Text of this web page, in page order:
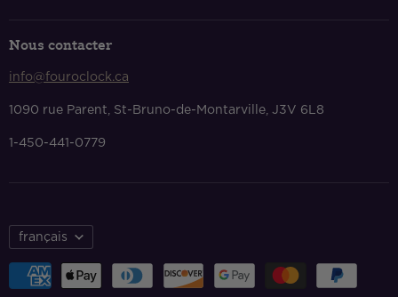
Nous contacter
À propos
FacebookInstagramYoutube
Nous contacter
info@fouroclock.ca
1090 rue Parent, St-Bruno-de-Montarville, J3V 6L8
1-450-441-0779
français